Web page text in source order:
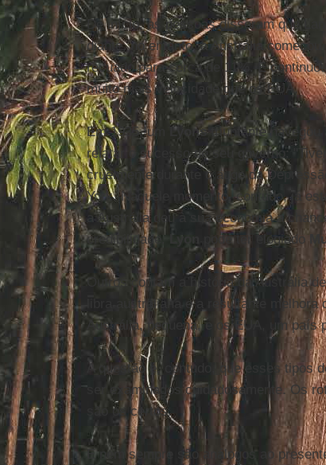
De início, as pessoas disseram que
diante, no entanto, a Austrália
recuado para cerca de 11%. E
muito mais velocidade que os EUA.
Em 1935, um Lyons triunfante
relatar o sucesso de seu governo:
cruelmente durante o auge da
York. Naquele momento, contudo, já
a Austrália deu à sua economia a
credibilidade. Lyon pode ter elogiado
Outros contam a história da Austrália
libra australiana e a resultante
Austrália, pequena, e os EUA, um país
A questão é, contudo, que esses tipos
ser examinados cuidadosamente. Os
são os certos.
E nem sempre são análogos ao